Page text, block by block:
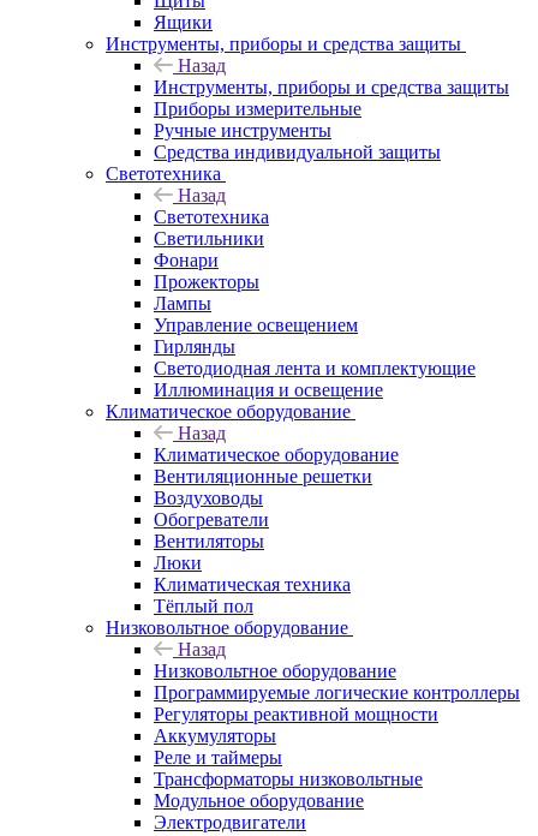
Ящики
Инструменты, приборы и средства защиты
Назад
Инструменты, приборы и средства защиты
Приборы измерительные
Ручные инструменты
Средства индивидуальной защиты
Светотехника
Назад
Светотехника
Светильники
Фонари
Прожекторы
Лампы
Управление освещением
Гирлянды
Светодиодная лента и комплектующие
Иллюминация и освещение
Климатическое оборудование
Назад
Климатическое оборудование
Вентиляционные решетки
Воздуховоды
Обогреватели
Вентиляторы
Люки
Климатическая техника
Тёплый пол
Низковольтное оборудование
Назад
Низковольтное оборудование
Программируемые логические контроллеры
Регуляторы реактивной мощности
Аккумуляторы
Реле и таймеры
Трансформаторы низковольтные
Модульное оборудование
Электродвигатели